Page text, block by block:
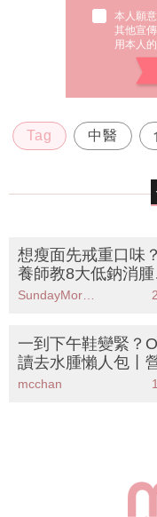
本人願
其他宣
用本人
Tag 中醫
想瘦面先戒重口味
養師教8大低鈉消腫
物丨KO包包面附瘦
SundayMore編輯部
一到下午鞋變緊？
讀去水腫懶人包丨
師拆解6大消腫食物
mcchan